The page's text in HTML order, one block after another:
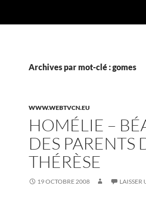
Archives par mot-clé : gomes
WWW.WEBTVCN.EU
HOMÉLIE –
DES PARENTS
THÉRÈSE
19 OCTOBRE 2008 LAISSER